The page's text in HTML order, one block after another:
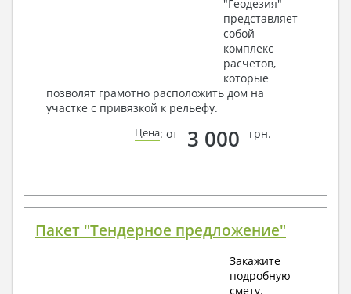
"Геодезия"
представляет
собой
комплекс
расчетов,
которые
позволят грамотно расположить дом на
участке с привязкой к рельефу.
Цена: от 3 000 грн.
Пакет "Тендерное предложение"
Закажите
подробную
смету.